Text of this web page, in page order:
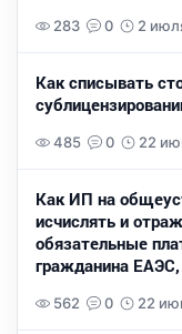
283 0 2
Как списывать
485 0 22
Как ИП на
исчислять и
обязательные
гражданина
562 0 22